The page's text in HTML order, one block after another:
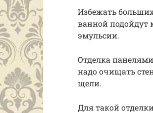
Избежать
ванной подойдут
эмульсии.
Отделка
надо очищать
щели.
Для такой